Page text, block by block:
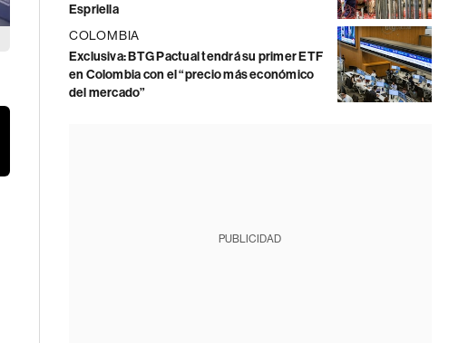
Espriella
COLOMBIA
Exclusiva: BTG Pactual tendrá su primer ETF
en Colombia con el “precio más económico
del mercado”
PUBLICIDAD